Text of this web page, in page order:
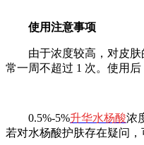
使用注意事项
由于浓度较高，对皮肤的
常一周不超过 1 次。使用后
0.5%-5%升华水杨酸浓
若对水杨酸护肤存在疑问，